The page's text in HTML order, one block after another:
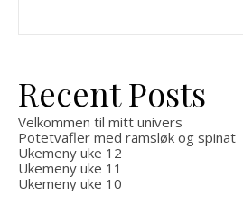
Recent Posts
Velkommen til mitt univers
Potetvafler med ramsløk og spinat
Ukemeny uke 12
Ukemeny uke 11
Ukemeny uke 10